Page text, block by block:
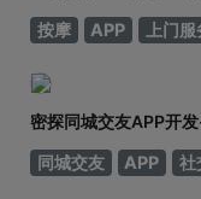
按摩
APP 上门
密探同城交友APP开
同城交友
APP 社